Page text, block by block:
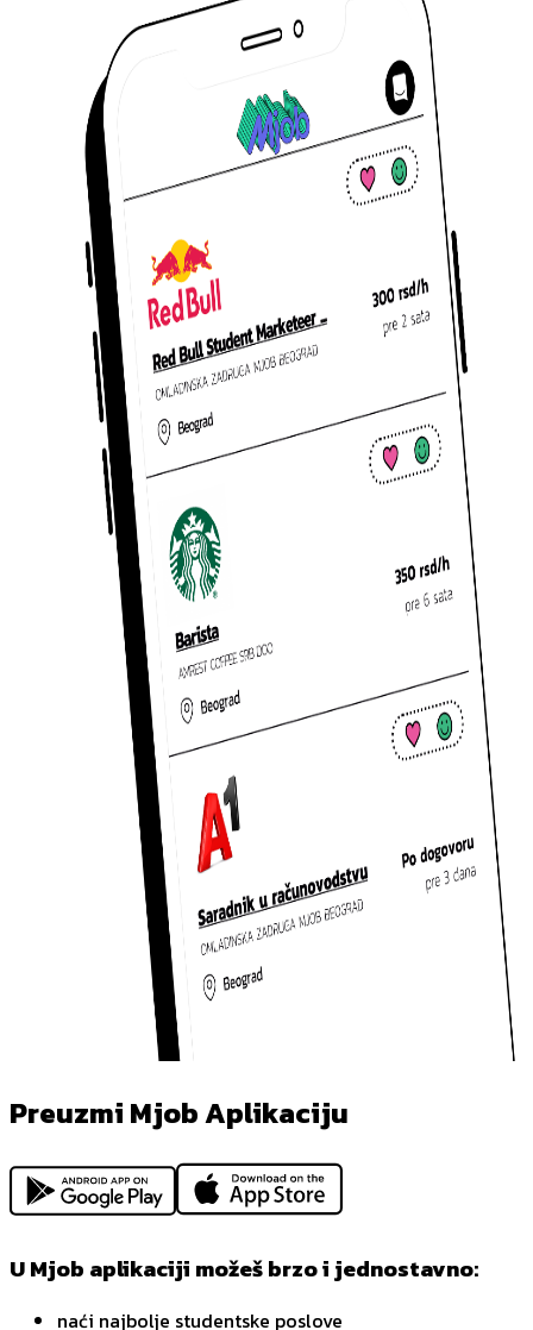
Preuzmi Mjob Aplikaciju
U Mjob aplikaciji možeš brzo i jednostavno:
naći najbolje studentske poslove